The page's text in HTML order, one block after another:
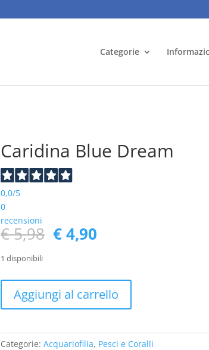
Categorie
Caridina Blue Dream
0,0/5
0
recensioni
€5,98 Il
prezzo
era:
€ 5,98.
€4,90
è:
€ 4,90.
1 disponibili
Blue
Dream
Aggiungi al carrello
Categorie:Acquariofilia, Pesci e Coralli